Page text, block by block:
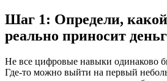
Шаг 1: Определи,
реально приносит
Не все цифровые навыки одинаково
Где-то можно выйти на первый